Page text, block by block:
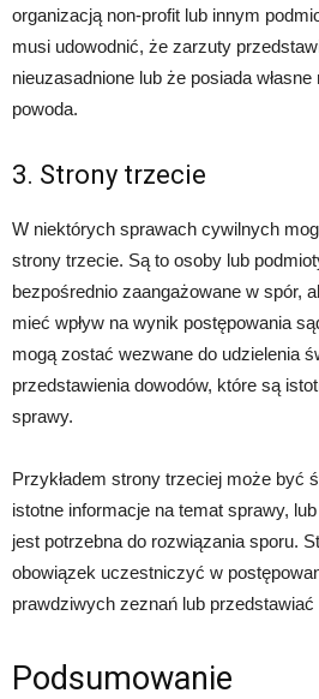
organizacją non-profit lub innym
musi udowodnić, że zarzuty
nieuzasadnione lub że posiada
powoda.
3. Strony trzecie
W niektórych sprawach cywilnych
strony trzecie. Są to osoby lub
bezpośrednio zaangażowane w spór,
mieć wpływ na wynik postępowania
mogą zostać wezwane do udzielenia
przedstawienia dowodów, które są
sprawy.
Przykładem strony trzeciej może być
istotne informacje na temat sprawy,
jest potrzebna do rozwiązania sporu.
obowiązek uczestniczyć w
prawdziwych zeznań lub przedstawiać
Podsumowanie